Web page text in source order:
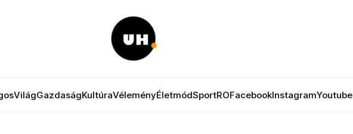
VilágGazdaságKultúraVéleményÉletmódSportROFacebookInstagramYoutube